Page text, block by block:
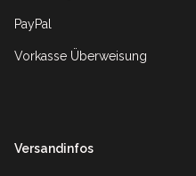
PayPal
Vorkasse Überweisung
Versandinfos